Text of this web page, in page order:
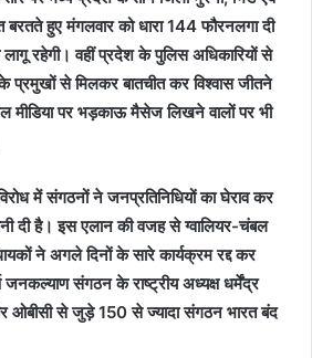
बरतते हुए मंगलवार को धारा 144 फौरनलगा दी
रहेगी। वहीं प्रदेश के पुलिस अधिकारियों से
प्रमुखों से मिलकर बातचीत कर विश्वास जीतने
मीडिया पर भड़काऊ मैसेज लिखने वालों पर भी
में संगठनों ने जनप्रतिनिधियों का घेराव कर
दी है। इस एलान की वजह से ग्वालियर-चंबल
ने अगले दिनों के सारे कार्यक्रम रद्द कर
जनकल्याण संगठन के राष्ट्रीय अध्यक्ष धर्मेंद्र
और ओबीसी से जुड़े 150 से ज्यादा संगठन भारत बंद